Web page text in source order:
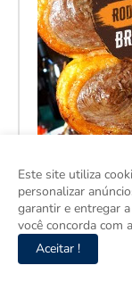
Este site utiliza
personalizar
garantir e entregar
você concorda com
Aceitar !